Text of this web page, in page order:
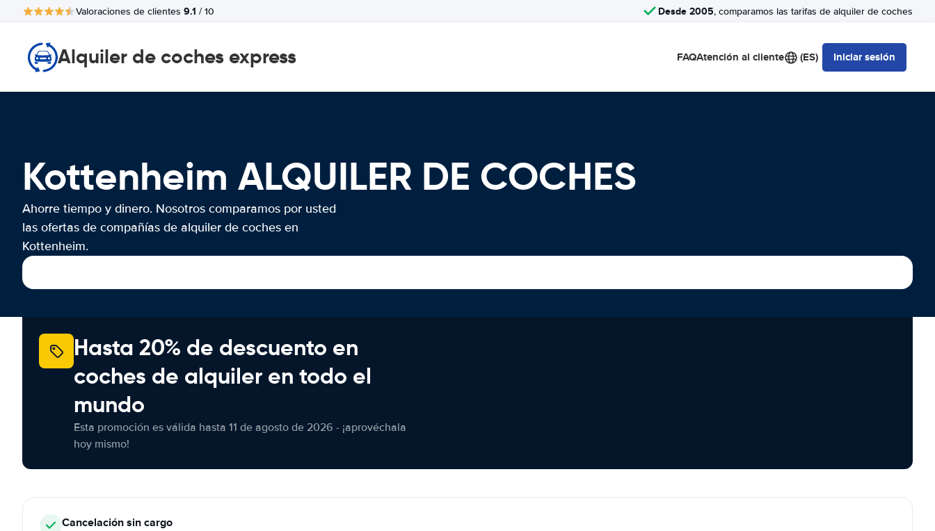
Valoraciones de clientes 9.1 / 10 Desde 2005, comparamos las tarifas de alquiler de coches
Alquiler de coches express FAQAtención al cliente (ES) Iniciar sesión
Kottenheim ALQUILER DE COCHES
Ahorre tiempo y dinero. Nosotros comparamos por usted
las ofertas de compañías de alquiler de coches en
Kottenheim.
Hasta 20% de descuento en
coches de alquiler en todo el
mundo
Esta promoción es válida hasta 11 de agosto de 2026 - ¡aprovéchala
hoy mismo!
Cancelaciónsin cargo